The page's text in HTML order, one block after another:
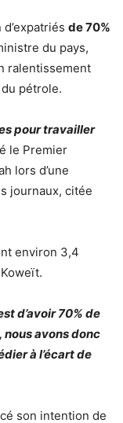
de 70%
du pays,
ralentissement
pétrole.
pour travailler
le Premier
lors d’une
journaux, citée
environ 3,4
d’avoir 70% de
avons donc
à l’écart de
son intention de